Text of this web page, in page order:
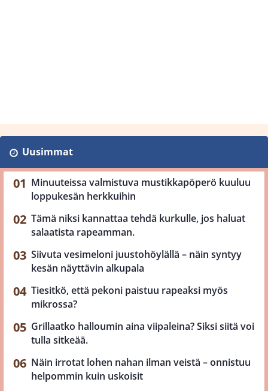
Uusimmat
Minuuteissa valmistuva mustikkapöperö kuuluu
loppukesän herkkuihin
Tämä niksi kannattaa tehdä kurkulle, jos haluat
salaatista rapeamman.
Siivuta vesimeloni juustohöylällä – näin syntyy
kesän näyttävin alkupala
Tiesitkö, että pekoni paistuu rapeaksi myös
mikrossa?
Grillaatko halloumin aina viipaleina? Siksi siitä voi
tulla sitkeää.
Näin irrotat lohen nahan ilman veistä – onnistuu
helpommin kuin uskoisit